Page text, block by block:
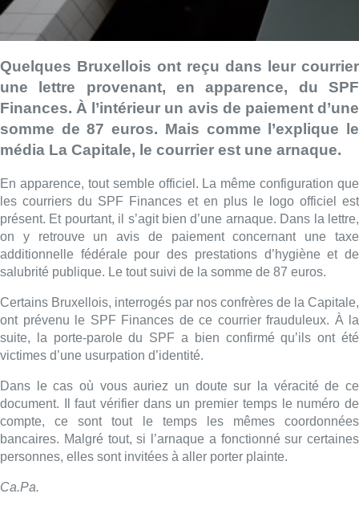
Quelques Bruxellois ont reçu dans leur courrier
une lettre provenant, en apparence, du SPF
Finances. À l’intérieur un avis de paiement d’une
somme de 87 euros. Mais comme l’explique le
média La Capitale, le courrier est une arnaque.
En apparence, tout semble officiel. La même configuration que
les courriers du SPF Finances et en plus le logo officiel est
présent. Et pourtant, il s’agit bien d’une arnaque. Dans la lettre,
on y retrouve un avis de paiement concernant une taxe
additionnelle fédérale pour des prestations d’hygiène et de
salubrité publique. Le tout suivi de la somme de 87 euros.
Certains Bruxellois, interrogés par nos confrères de la Capitale,
ont prévenu le SPF Finances de ce courrier frauduleux. À la
suite, la porte-parole du SPF a bien confirmé qu’ils ont été
victimes d’une usurpation d’identité.
Dans le cas où vous auriez un doute sur la véracité de ce
document. Il faut vérifier dans un premier temps le numéro de
compte, ce sont tout le temps les mêmes coordonnées
bancaires. Malgré tout, si l’arnaque a fonctionné sur certaines
personnes, elles sont invitées à aller porter plainte.
Ca.Pa.